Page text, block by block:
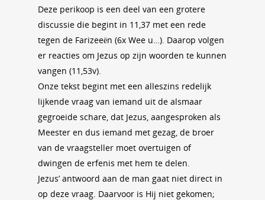
Deze perikoop is een deel van een grotere
discussie die begint in 11,37 met een rede
tegen de Farizeeën (6x Wee u…). Daarop volgen
er reacties om Jezus op zijn woorden te kunnen
vangen (11,53v).
Onze tekst begint met een alleszins redelijk
lijkende vraag van iemand uit de alsmaar
gegroeide schare, dat Jezus, aangesproken als
Meester en dus iemand met gezag, de broer
van de vraagsteller moet overtuigen of
dwingen de erfenis met hem te delen.
Jezus’ antwoord aan de man gaat niet direct in
op deze vraag. Daarvoor is Hij niet gekomen;